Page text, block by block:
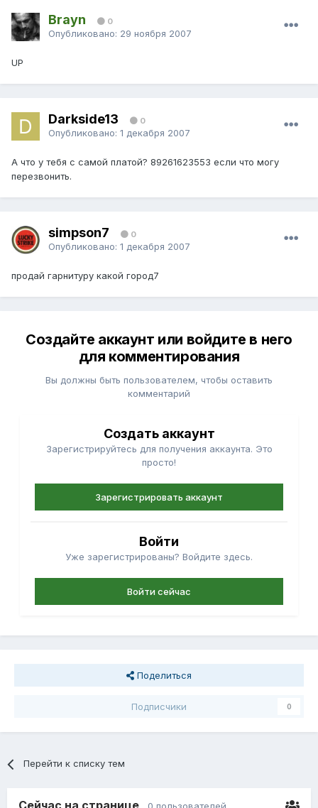
Brayn 0
Опубликовано: 29 ноября 2007
UP
Darkside13 0
Опубликовано: 1 декабря 2007
А что у тебя с самой платой? 89261623553 если что могу
перезвонить.
simpson7 0
Опубликовано: 1 декабря 2007
продай гарнитуру какой город7
Создайте аккаунт или войдите в него
для комментирования
Вы должны быть пользователем, чтобы оставить
комментарий
Создать аккаунт
Зарегистрируйтесь для получения аккаунта. Это
просто!
Зарегистрировать аккаунт
Войти
Уже зарегистрированы? Войдите здесь.
Войти сейчас
Поделиться
Подписчики 0
Перейти к списку тем